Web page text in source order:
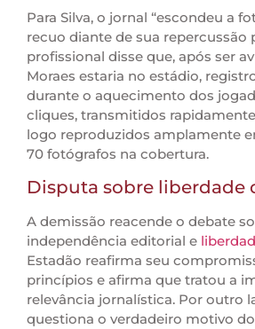
Para Silva, o jornal “escondeu a
recuo diante de sua repercussão
profissional disse que, após ser
Moraes estaria no estádio,
durante o aquecimento dos
cliques, transmitidos
logo reproduzidos amplamente
70 fotógrafos na cobertura.
Disputa sobre liberdade
A demissão reacende o debate
independência editorial e
Estadão reafirma seu
princípios e afirma que tratou a
relevância jornalística. Por outro
questiona o verdadeiro motivo